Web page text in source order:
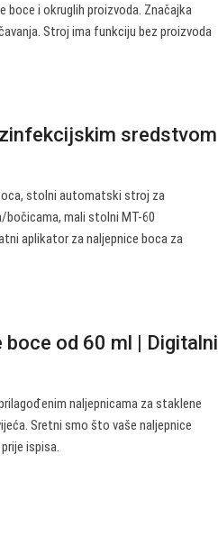
boce i okruglih proizvoda. Značajka
Stroj ima funkciju bez proizvoda
sredstvom
stolni automatski stroj za
mali stolni MT-60
aplikator za naljepnice boca za
od 60 ml | Digitalni
naljepnicama za staklene
Sretni smo što vaše naljepnice
ispisa.